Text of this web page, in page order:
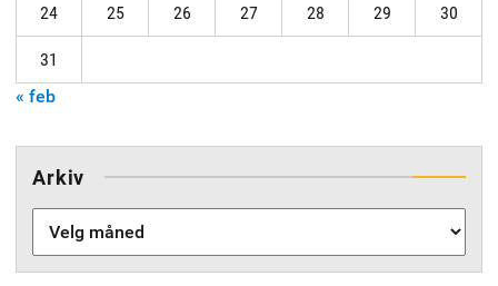
24 25 26 27 28 29 30
31
« feb
Arkiv